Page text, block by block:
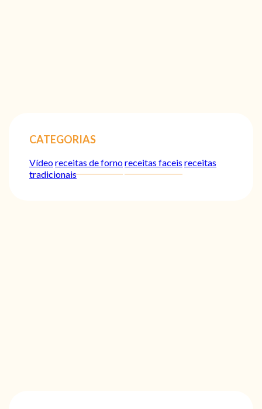
CATEGORIAS
Vídeoreceitas de fornoreceitas faceis receitas
tradicionais